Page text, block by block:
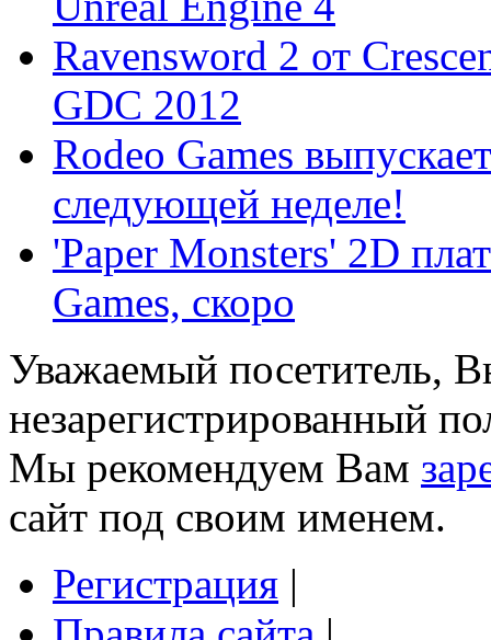
Ravensword 2 от
GDC 2012
Rodeo Games
следующей неделе!
'Paper Monsters' 2D
Games, скоро
Уважаемый посетитель,
незарегистрированный
Мы рекомендуем Вам
сайт под своим именем.
Регистрация |